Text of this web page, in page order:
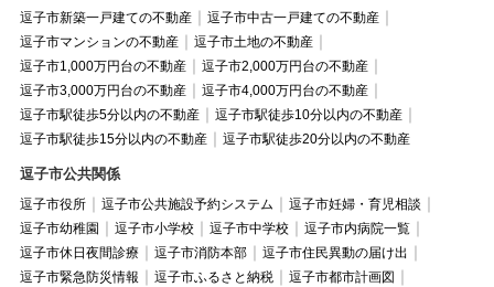
逗子市新築一戸建ての不動産
逗子市中古一戸建ての不動産
逗子市マンションの不動産
逗子市土地の不動産
逗子市1,000万円台の不動産
逗子市2,000万円台の不動産
逗子市3,000万円台の不動産
逗子市4,000万円台の不動産
逗子市駅徒歩5分以内の不動産
逗子市駅徒歩10分以内の不動産
逗子市駅徒歩15分以内の不動産
逗子市駅徒歩20分以内の不動産
逗子市公共関係
逗子市役所 逗子市公共施設予約システム
逗子市妊婦・育児相談
逗子市幼稚園
逗子市小学校 逗子市中学校
逗子市内病院一覧
逗子市休日夜間診療
逗子市消防本部
逗子市住民異動の届け出
逗子市緊急防災情報
逗子市ふるさと納税
逗子市都市計画図